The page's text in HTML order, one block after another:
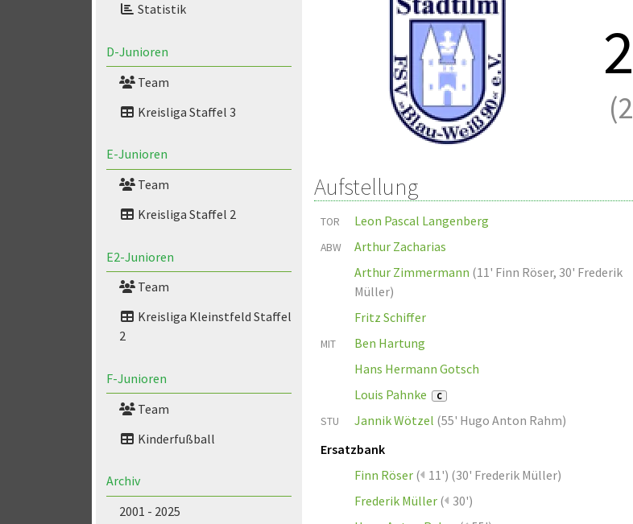
Statistik
D-Junioren
Team
Kreisliga Staffel 3
E-Junioren
Team
Kreisliga Staffel 2
E2-Junioren
Team
Kreisliga Kleinstfeld Staffel
2
F-Junioren
Team
Kinderfußball
Archiv
2001 - 2025
2
(2
Aufstellung
TOR Leon Pascal Langenberg
ABW
Arthur Zacharias
Arthur Zimmermann (11' Finn Röser, 30' Frederik
Müller)
Fritz Schiffer
MIT
Ben Hartung
Hans Hermann Gotsch
Louis Pahnke
C
STU Jannik Wötzel (55' Hugo Anton Rahm)
Ersatzbank
Finn Röser ( 11') (30' Frederik Müller)
Frederik Müller ( 30')